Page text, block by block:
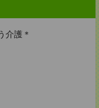
介護＊